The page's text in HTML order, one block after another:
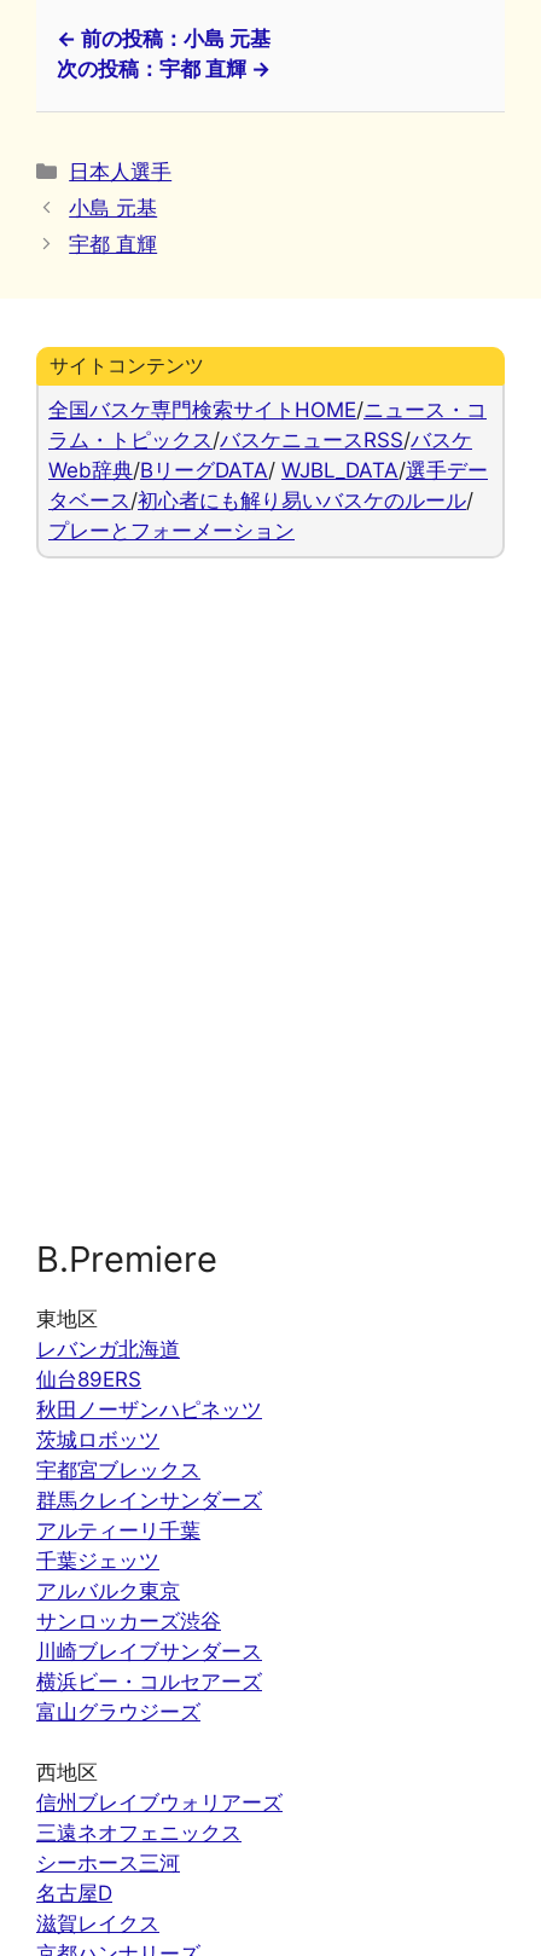
← 前の投稿：小島 元基
次の投稿：宇都 直輝 →
カ
テ
ゴ
リ
日本人選手
小島 元基
宇都 直輝
サイトコンテンツ
全国バスケ専門検索サイトHOME/ニュース・コ
ラム・トピックス /バスケニュースRSS/バスケ
Web辞典/BリーグDATA/ WJBL_DATA/選手デー
タベース /初心者にも解り易いバスケのルール/
プレーとフォーメーション
B.Premiere
東地区
レバンガ北海道
仙台89ERS
秋田ノーザンハピネッツ
茨城ロボッツ
宇都宮ブレックス
群馬クレインサンダーズ
アルティーリ千葉
千葉ジェッツ
アルバルク東京
サンロッカーズ渋谷
川崎ブレイブサンダース
横浜ビー・コルセアーズ
富山グラウジーズ
西地区
信州ブレイブウォリアーズ
三遠ネオフェニックス
シーホース三河
名古屋D
滋賀レイクス